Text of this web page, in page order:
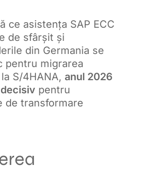
ce asistența SAP ECC
de sfârșit și
din Germania se
pentru migrarea
S/4HANA, anul 2026
pentru
de transformare